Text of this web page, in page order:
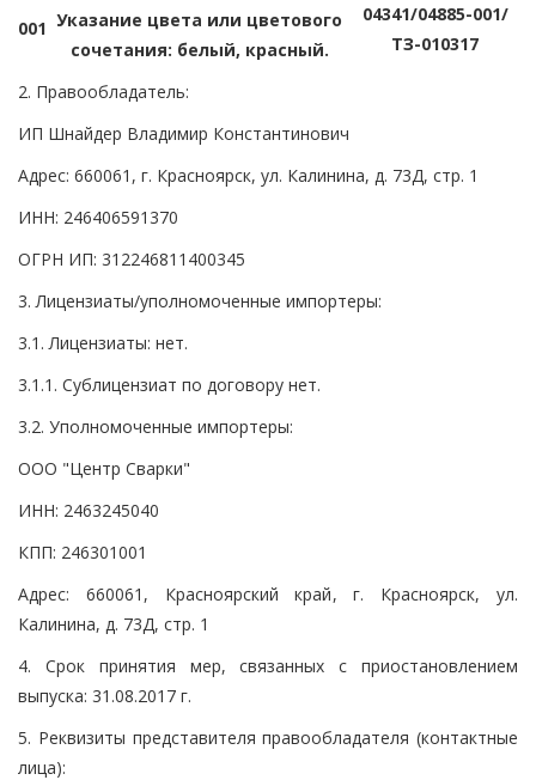
001 Указание цвета или цветового
сочетания: белый, красный.
04341/04885-001/
ТЗ-010317
2. Правообладатель:
ИП Шнайдер Владимир Константинович
Адрес: 660061, г. Красноярск, ул. Калинина, д. 73Д, стр. 1
ИНН: 246406591370
ОГРН ИП: 312246811400345
3. Лицензиаты/уполномоченные импортеры:
3.1. Лицензиаты: нет.
3.1.1. Сублицензиат по договору нет.
3.2. Уполномоченные импортеры:
ООО "Центр Сварки"
ИНН: 2463245040
КПП: 246301001
Адрес: 660061, Красноярский край, г. Красноярск, ул.
Калинина, д. 73Д, стр. 1
4. Срок принятия мер, связанных с приостановлением
выпуска: 31.08.2017 г.
5. Реквизиты представителя правообладателя (контактные
лица):